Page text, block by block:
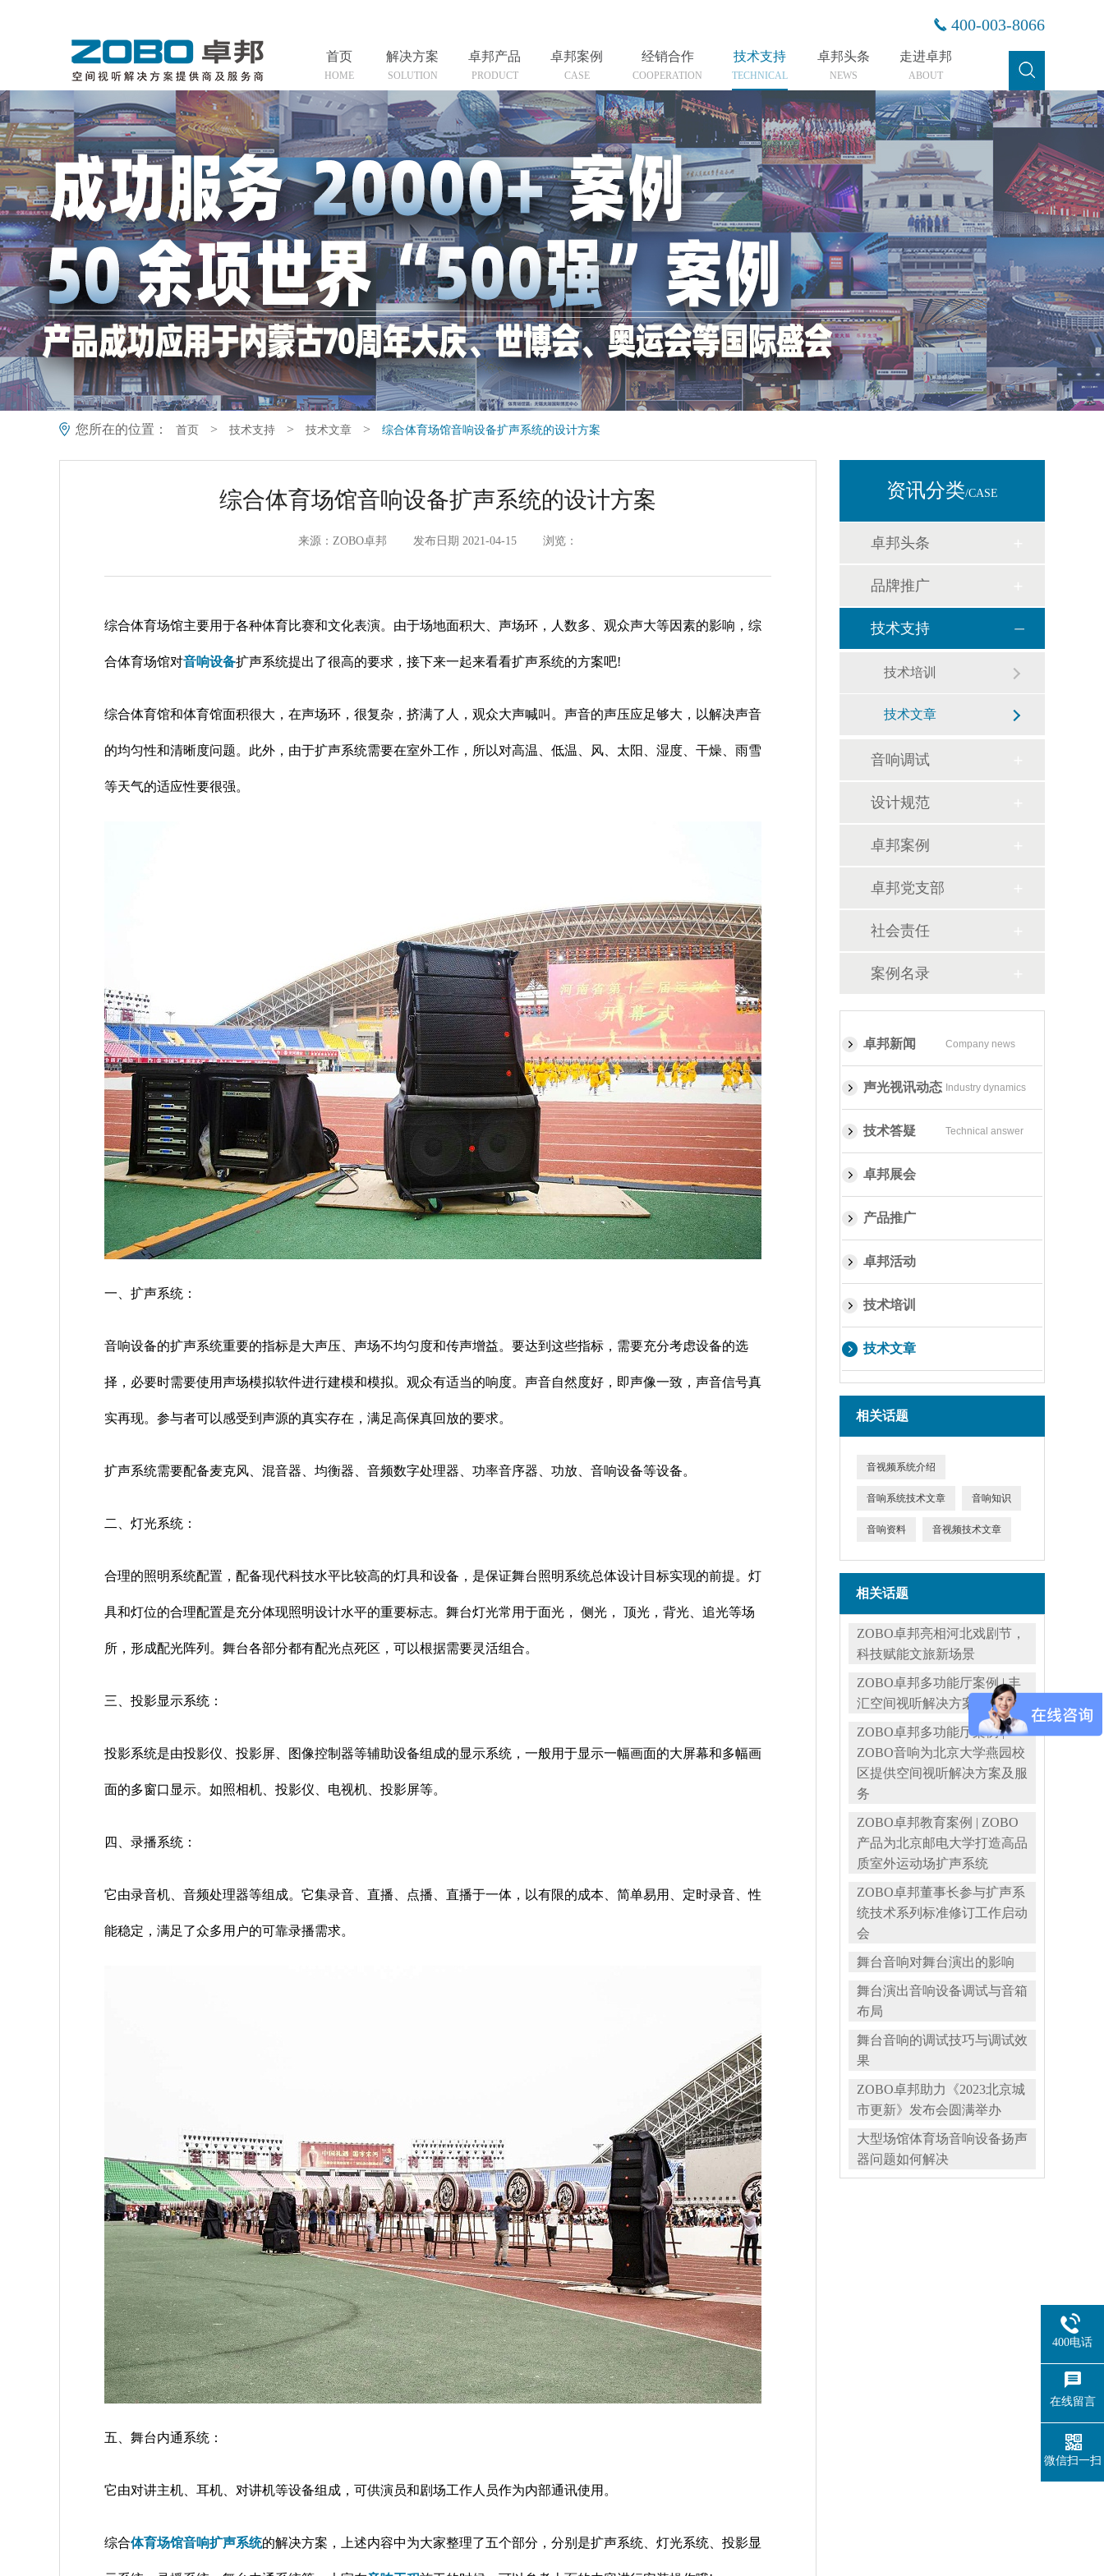
400-003-8066
首页
HOME
解决方案
SOLUTION
卓邦产品
PRODUCT
卓邦案例
CASE
经销合作
COOPERATION
技术支持
TECHNICAL
卓邦头条
NEWS
走进卓邦
ABOUT
您所在的位置： 首页 > 技术支持 > 技术文章 > 综合体育场馆音响设备扩声系统的设计方案
综合体育场馆音响设备扩声系统的设计方案
来源：ZOBO卓邦 发布日期 2021-04-15 浏览：
综合体育场馆主要用于各种体育比赛和文化表演。由于场地面积大、声场环，人数多、观众声大等因素的影响，综
合体育场馆对音响设备扩声系统提出了很高的要求，接下来一起来看看扩声系统的方案吧!
综合体育馆和体育馆面积很大，在声场环，很复杂，挤满了人，观众大声喊叫。声音的声压应足够大，以解决声音
的均匀性和清晰度问题。此外，由于扩声系统需要在室外工作，所以对高温、低温、风、太阳、湿度、干燥、雨雪
等天气的适应性要很强。
一、扩声系统：
音响设备的扩声系统重要的指标是大声压、声场不均匀度和传声增益。要达到这些指标，需要充分考虑设备的选
择，必要时需要使用声场模拟软件进行建模和模拟。观众有适当的响度。声音自然度好，即声像一致，声音信号真
实再现。参与者可以感受到声源的真实存在，满足高保真回放的要求。
扩声系统需要配备麦克风、混音器、均衡器、音频数字处理器、功率音序器、功放、音响设备等设备。
二、灯光系统：
合理的照明系统配置，配备现代科技水平比较高的灯具和设备，是保证舞台照明系统总体设计目标实现的前提。灯
具和灯位的合理配置是充分体现照明设计水平的重要标志。舞台灯光常用于面光， 侧光， 顶光，背光、追光等场
所，形成配光阵列。舞台各部分都有配光点死区，可以根据需要灵活组合。
三、投影显示系统：
投影系统是由投影仪、投影屏、图像控制器等辅助设备组成的显示系统，一般用于显示一幅画面的大屏幕和多幅画
面的多窗口显示。如照相机、投影仪、电视机、投影屏等。
四、录播系统：
它由录音机、音频处理器等组成。它集录音、直播、点播、直播于一体，以有限的成本、简单易用、定时录音、性
能稳定，满足了众多用户的可靠录播需求。
五、舞台内通系统：
它由对讲主机、耳机、对讲机等设备组成，可供演员和剧场工作人员作为内部通讯使用。
综合体育场馆音响扩声系统的解决方案，上述内容中为大家整理了五个部分，分别是扩声系统、灯光系统、投影显
资讯分类/CASE
卓邦头条
品牌推广
技术支持
技术培训
技术文章
音响调试
设计规范
卓邦案例
卓邦党支部
社会责任
案例名录
卓邦新闻 Company news
声光视讯动态 Industry dynamics
技术答疑 Technical answer
卓邦展会
产品推广
卓邦活动
技术培训
技术文章
相关话题
音视频系统介绍
音响系统技术文章 音响知识
音响资料 音视频技术文章
相关话题
ZOBO卓邦亮相河北戏剧节，
科技赋能文旅新场景
ZOBO卓邦多功能厅案例 | 丰
汇空间视听解决方案及服务
ZOBO卓邦多功能厅案例 |
ZOBO音响为北京大学燕园校
区提供空间视听解决方案及服
务
ZOBO卓邦教育案例 | ZOBO
产品为北京邮电大学打造高品
质室外运动场扩声系统
ZOBO卓邦董事长参与扩声系
统技术系列标准修订工作启动
会
舞台音响对舞台演出的影响
舞台演出音响设备调试与音箱
布局
舞台音响的调试技巧与调试效
果
ZOBO卓邦助力《2023北京城
市更新》发布会圆满举办
大型场馆体育场音响设备扬声
器问题如何解决
400电话
在线留言
微信扫一扫